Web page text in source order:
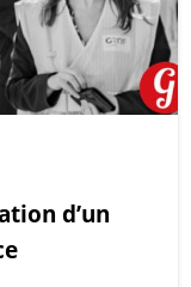
d’un